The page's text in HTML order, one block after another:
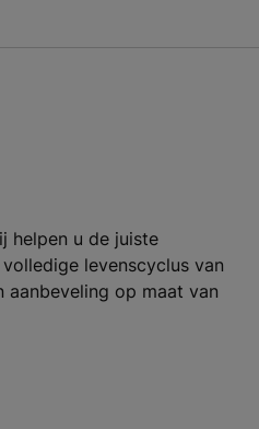
helpen u de juiste
levenscyclus van
op maat van